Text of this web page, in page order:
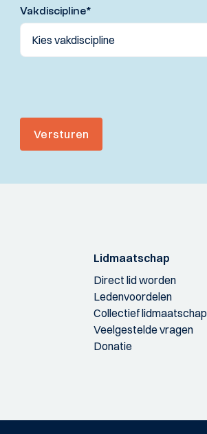
Vakdiscipline*
Versturen
Lidmaatschap
Direct lid worden
Ledenvoordelen
Collectief lidmaatschap
Veelgestelde vragen
Donatie